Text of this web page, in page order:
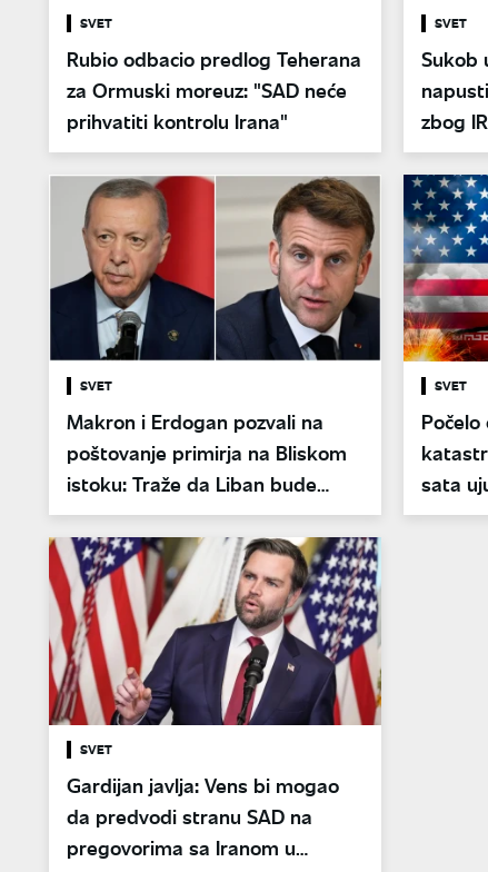
SVET
Rubio odbacio predlog Teherana
za Ormuski moreuz: "SAD neće
prihvatiti kontrolu Irana"
SVET
Sukob
zbog
SVET
Makron i Erdogan pozvali na
poštovanje primirja na Bliskom
istoku: Traže da Liban bude
obuhvaćen
SVET
sata
SVET
Gardijan javlja: Vens bi mogao
da predvodi stranu SAD na
pregovorima sa Iranom u